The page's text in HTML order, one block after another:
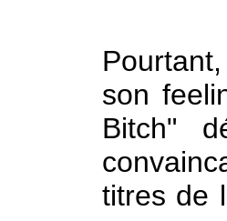
son
Bitch"
titres de